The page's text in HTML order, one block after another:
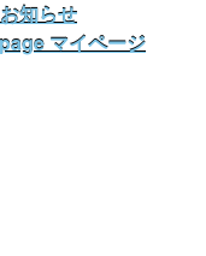
お知らせ
マイページ